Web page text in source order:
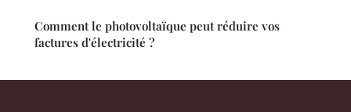
Comment le photovoltaïque peut réduire vos
factures d'électricité ?